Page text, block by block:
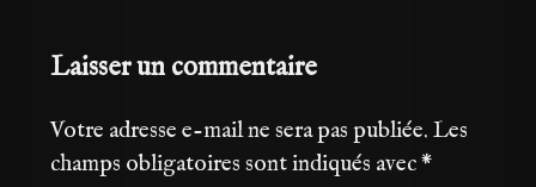
Laisser un commentaire
Votre adresse e-mail ne sera pas publiée. Les
champs obligatoires sont indiqués avec*